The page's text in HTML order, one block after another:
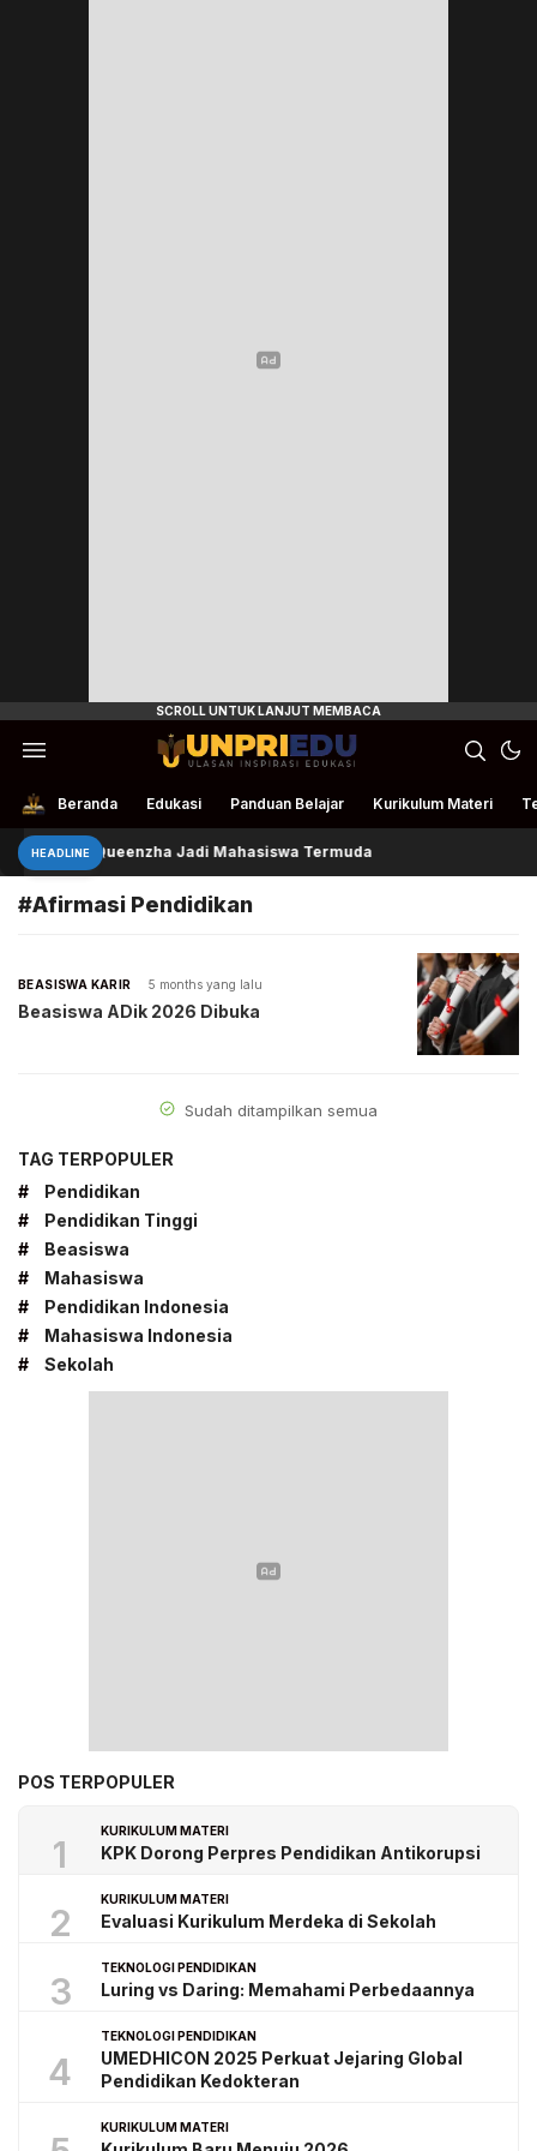
UnpriEdu
Ulasan Inspirasi Edukasi
Beranda Edukasi Panduan Belajar Kurikulum Materi
HEADLINEQueenzha Jadi Mahasiswa Termuda
#Afirmasi Pendidikan
BEASISWA KARIR 5 months yang lalu
Beasiswa ADik 2026 Dibuka
Sudah ditampilkan semua
TAG TERPOPULER
#
Pendidikan
#
Pendidikan Tinggi
#
Beasiswa
#
Mahasiswa
#
Pendidikan Indonesia
#
Mahasiswa Indonesia
#
Sekolah
POS TERPOPULER
1
KURIKULUM MATERI
KPK Dorong Perpres Pendidikan Antikorupsi
2
KURIKULUM MATERI
Evaluasi Kurikulum Merdeka di Sekolah
3
TEKNOLOGI PENDIDIKAN
Luring vs Daring: Memahami Perbedaannya
4
TEKNOLOGI PENDIDIKAN
UMEDHICON 2025 Perkuat Jejaring Global
Pendidikan Kedokteran
KURIKULUM MATERI